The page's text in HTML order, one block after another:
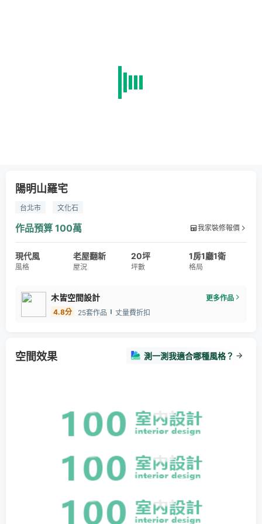
陽明山羅宅
台北市 文化石
作品預算 100萬 我家裝修報價
現代風
風格
老屋翻新
屋況
20坪
坪數
1房1廳1衛
格局
木皆空間設計
更多作品
4.8分 25套作品 丈量費折扣
空間效果 測一測我適合哪種風格？